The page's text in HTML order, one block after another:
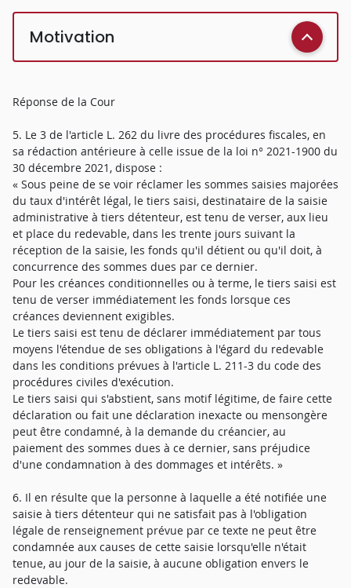
Motivation
Réponse de la Cour
5. Le 3 de l'article L. 262 du livre des procédures fiscales, en
sa rédaction antérieure à celle issue de la loi n° 2021-1900 du
30 décembre 2021, dispose :
« Sous peine de se voir réclamer les sommes saisies majorées
du taux d'intérêt légal, le tiers saisi, destinataire de la saisie
administrative à tiers détenteur, est tenu de verser, aux lieu
et place du redevable, dans les trente jours suivant la
réception de la saisie, les fonds qu'il détient ou qu'il doit, à
concurrence des sommes dues par ce dernier.
Pour les créances conditionnelles ou à terme, le tiers saisi est
tenu de verser immédiatement les fonds lorsque ces
créances deviennent exigibles.
Le tiers saisi est tenu de déclarer immédiatement par tous
moyens l'étendue de ses obligations à l'égard du redevable
dans les conditions prévues à l'article L. 211-3 du code des
procédures civiles d'exécution.
Le tiers saisi qui s'abstient, sans motif légitime, de faire cette
déclaration ou fait une déclaration inexacte ou mensongère
peut être condamné, à la demande du créancier, au
paiement des sommes dues à ce dernier, sans préjudice
d'une condamnation à des dommages et intérêts. »
6. Il en résulte que la personne à laquelle a été notifiée une
saisie à tiers détenteur qui ne satisfait pas à l'obligation
légale de renseignement prévue par ce texte ne peut être
condamnée aux causes de cette saisie lorsqu'elle n'était
tenue, au jour de la saisie, à aucune obligation envers le
redevable.